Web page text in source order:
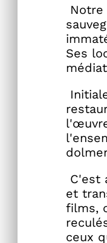
Ses
C'est
et
films,
ceux